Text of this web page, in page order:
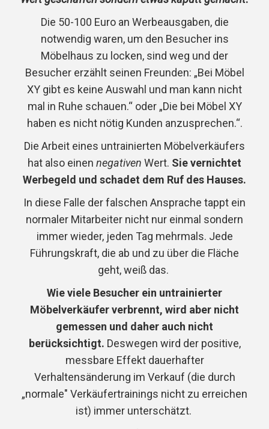
Die 50-100 Euro an Werbeausgaben, die
notwendig waren, um den Besucher ins
Möbelhaus zu locken, sind weg und der
Besucher erzählt seinen Freunden: „Bei Möbel
XY gibt es keine Auswahl und man kann nicht
mal in Ruhe schauen.“ oder „Die bei Möbel XY
haben es nicht nötig Kunden anzusprechen.“.
Die Arbeit eines untrainierten Möbelverkäufers
hat also einen negativen Wert. Sie vernichtet
Werbegeld und schadet dem Ruf des Hauses.
In diese Falle der falschen Ansprache tappt ein
normaler Mitarbeiter nicht nur einmal sondern
immer wieder, jeden Tag mehrmals. Jede
Führungskraft, die ab und zu über die Fläche
geht, weiß das.
Wie viele Besucher ein untrainierter
Möbelverkäufer verbrennt, wird aber nicht
gemessen und daher auch nicht
berücksichtigt. Deswegen wird der positive,
messbare Effekt dauerhafter
Verhaltensänderung im Verkauf (die durch
„normale" Verkäufertrainings nicht zu erreichen
ist) immer unterschätzt.